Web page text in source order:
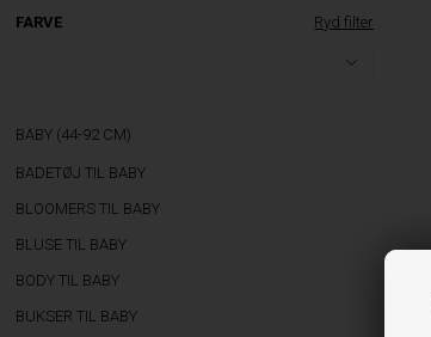
FARVE Ryd filter
BABY (44-92 CM)
BADETØJ TIL BABY
BLOOMERS TIL BABY
BLUSE TIL BABY
BODY TIL BABY
BUKSER TIL BABY